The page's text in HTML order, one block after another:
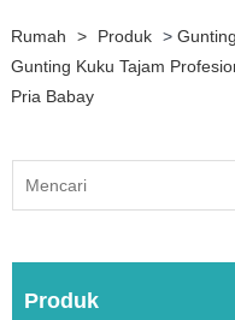
Rumah > Produk >
Gunting Kuku Tajam
Pria Babay
Produk